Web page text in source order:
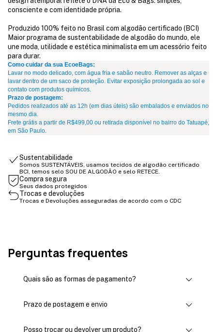
consciente e com identidade própria.
Produzido 100% feito no Brasil com algodão certificado (BCI)
Maior programa de sustentabilidade de algodão do mundo, ele
une moda, utilidade e estética minimalista em um acessório feito
para durar.
Como cuidar da sua EcoeBags:
Lavar no modo delicado, com água fria e sabão neutro. Remover as alças e
lavar dentro de um saco de proteção. Evitar exposição prolongada ao sol e
contato com produtos químicos.
Prazo de postagem:
Pedidos realizados até as 12h (em dias úteis) são embalados e enviados no
mesmo dia.
Frete grátis a partir de R$499,00 ou retirada disponível no bairro do Tatuapé,
em São Paulo.
Sustentabilidade
Somos SUSTENTÁVEIS, usamos tecidos de algodão certificado
BCI, temos selo SOU DE ALGODÃO e selo RETECE.
Compra segura
Seus dados protegidos
Trocas e devoluções
Trocas e Devoluções asseguradas de acordo com o CDC
Perguntas frequentes
Quais são as formas de pagamento?
Prazo de postagem e envio
Posso trocar ou devolver um produto?